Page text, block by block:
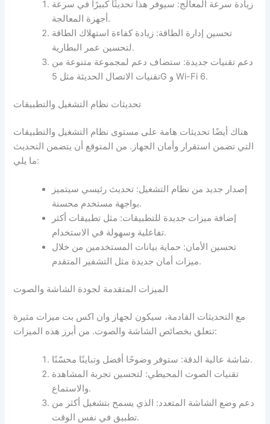
زيادة سرعة المعالج: سيوفر هذا تحديثًا كبيرًا في سرعة
أجهزة المعالجة.
تحسين إدارة الطاقة: زيادة كفاءة استهلاك الطاقة
لتحسين عمر البطارية.
دعم تقنيات جديدة: ستضاف دعم لمجموعة متنوعة من
تقنيات الاتصال الحديثة مثل 5G و Wi-Fi 6.
تحديثات نظام التشغيل والتطبيقات
هناك أيضًا تحديثات هامة على مستوى نظام التشغيل والتطبيقات
التي تضمن استقرار وأمان الجهاز. من المتوقع أن يتضمن التحديث
ما يلي:
إصدار جديد من نظام التشغيل: تحديث رئيسي سيتميز
بواجهة مستخدم محسنة.
إضافة ميزات جديدة للتطبيقات: مثل تطبيقات أكثر
تفاعلية وسهولة في الاستخدام.
تحسين الأمان: حماية بيانات المستخدمين من خلال
ميزات أمان جديدة مثل التشفير المتقدم.
الميزات المتقدمة لجودة الشاشة والصوت
مع التحديثات القادمة، سيكون لجهاز وان اكس بت ميزات مثيرة
تتعلق بخصائص الشاشة والصوت. من أبرز هذه الميزات:
شاشة عالية الدقة: ستوفر وضوحًا أفضل وتباينًا محسّنًا.
تقنيات الصوت المحيطي: لتحسين تجربة المشاهدة
والاستماع.
دعم وضع الشاشة المتعدد: الذي يسمح بتشغيل أكثر من
تطبيق في نفس الوقت.